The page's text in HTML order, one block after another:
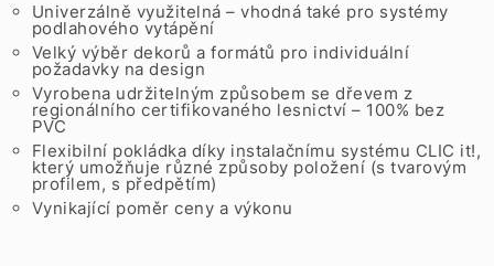
Univerzálně využitelná – vhodná také pro systémy
podlahového vytápění
Velký výběr dekorů a formátů pro individuální
požadavky na design
Vyrobena udržitelným způsobem se dřevem z
regionálního certifikovaného lesnictví – 100% bez
PVC
Flexibilní pokládka díky instalačnímu systému CLIC it!,
který umožňuje různé způsoby položení (s tvarovým
profilem, s předpětím)
Vynikající poměr ceny a výkonu